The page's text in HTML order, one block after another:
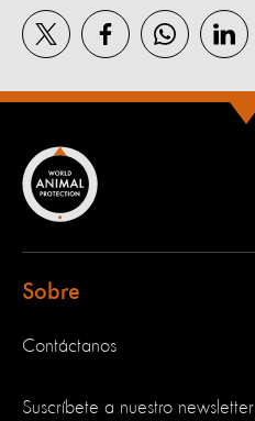
Sobre
Contáctanos
Suscríbete a nuestro newsletter